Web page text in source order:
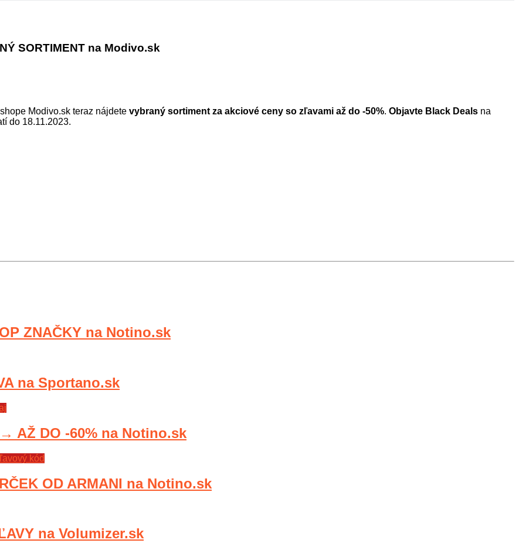
SORTIMENT na Modivo.sk
Modivo.sk teraz nájdete vybraný sortiment za akciové ceny so zľavami až do -50%. Objavte Black Deals na
do 18.11.2023.
ZNAČKY na Notino.sk
na Sportano.sk
AŽ DO -60% na Notino.sk
kód
OD ARMANI na Notino.sk
na Volumizer.sk